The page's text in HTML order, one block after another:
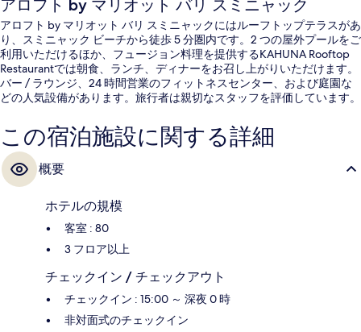
アロフト by マリオット バリ スミニャック
アロフト by マリオット バリ スミニャックにはルーフトップテラスがあ
り、スミニャック ビーチから徒歩 5 分圏内です。2 つの屋外プールをご
利用いただけるほか、フュージョン料理を提供するKAHUNA Rooftop
Restaurantでは朝食、ランチ、ディナーをお召し上がりいただけます。
バー / ラウンジ、24 時間営業のフィットネスセンター、および庭園な
どの人気設備があります。旅行者は親切なスタッフを評価しています。
この宿泊施設に関する詳細
概要
ホテルの規模
客室 : 80
3 フロア以上
チェックイン / チェックアウト
チェックイン : 15:00 ～ 深夜 0 時
非対面式のチェックイン